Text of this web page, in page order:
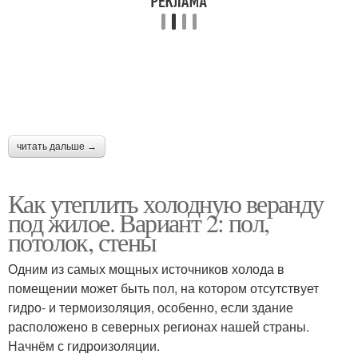
читать дальше →
Как утеплить холодную веранду
под жилое. Вариант 2: пол,
потолок, стены
Одним из самых мощных источников холода в
помещении может быть пол, на котором отсутствует
гидро- и термоизоляция, особенно, если здание
расположено в северных регионах нашей страны.
Начнём с гидроизоляции.